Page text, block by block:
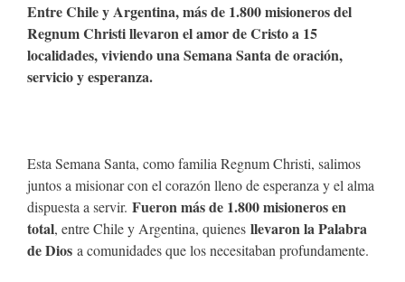
Entre Chile y Argentina, más de 1.800 misioneros del
Regnum Christi llevaron el amor de Cristo a 15
localidades, viviendo una Semana Santa de oración,
servicio y esperanza.
Esta Semana Santa, como familia Regnum Christi, salimos
juntos a misionar con el corazón lleno de esperanza y el alma
dispuesta a servir. Fueron más de 1.800 misioneros en
total, entre Chile y Argentina, quienes llevaron la Palabra
de Dios a comunidades que los necesitaban profundamente.